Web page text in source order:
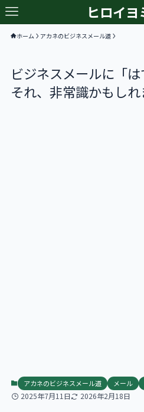
ヒロイヨ
ホーム アカネのビジネスメール道
ビジネスメールに「
それ、非常識かもしれ
アカネのビジネスメール道 メール
2025年7月11日 2026年2月18日